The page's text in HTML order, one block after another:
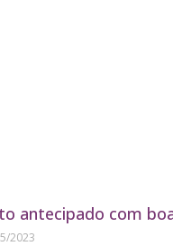
antecipado com
2023